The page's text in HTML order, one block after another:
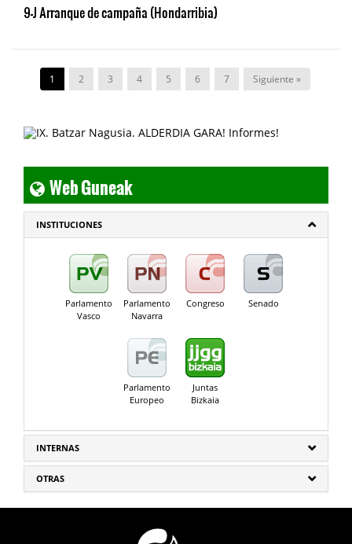
9-J Arranque de campaña (Hondarribia)
1 2 3 4 5 6 7 Siguiente »
Web Guneak
INSTITUCIONES
Parlamento
Vasco
Parlamento
Navarra
Congreso Senado
Parlamento
Europeo
Juntas
Bizkaia
INTERNAS
OTRAS